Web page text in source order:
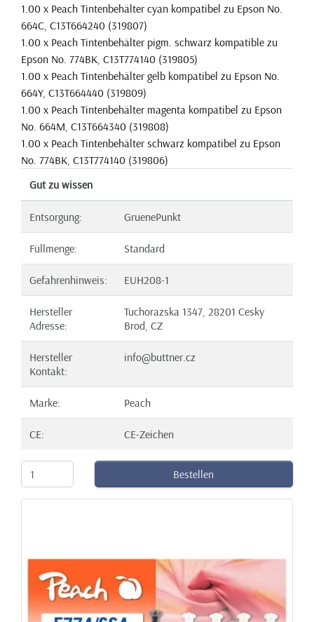
1.00 x Peach Tintenbehälter cyan kompatibel zu Epson No.
664C, C13T664240 (319807)
1.00 x Peach Tintenbehälter pigm. schwarz kompatible zu
Epson No. 774BK, C13T774140 (319805)
1.00 x Peach Tintenbehälter gelb kompatibel zu Epson No.
664Y, C13T664440 (319809)
1.00 x Peach Tintenbehälter magenta kompatibel zu Epson
No. 664M, C13T664340 (319808)
1.00 x Peach Tintenbehälter schwarz kompatibel zu Epson
No. 774BK, C13T774140 (319806)
Gut zu wissen
Entsorgung: GruenePunkt
Füllmenge: Standard
Gefahrenhinweis: EUH208-1
Hersteller
Adresse:
Tuchorazska 1347, 28201 Cesky
Brod, CZ
Hersteller
Kontakt:
info@buttner.cz
Marke: Peach
CE: CE-Zeichen
Bestellen